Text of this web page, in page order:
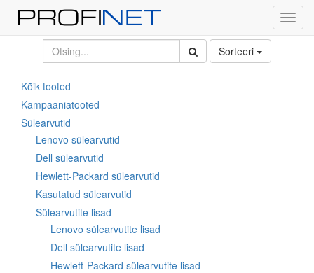
Sorteeri
Kõik tooted
Kampaaniatooted
Sülearvutid
Lenovo sülearvutid
Dell sülearvutid
Hewlett-Packard sülearvutid
Kasutatud sülearvutid
Sülearvutite lisad
Lenovo sülearvutite lisad
Dell sülearvutite lisad
Hewlett-Packard sülearvutite lisad